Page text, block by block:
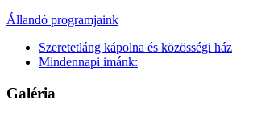
Állandó programjaink
Szeretetláng kápolna és közösségi ház
Mindennapi imánk:
Galéria